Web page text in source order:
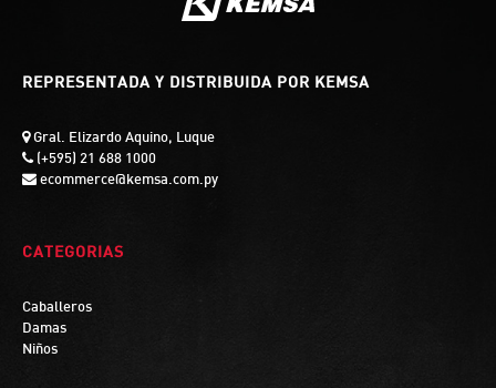
REPRESENTADA Y DISTRIBUIDA POR KEMSA
Gral. Elizardo Aquino, Luque
(+595) 21 688 1000
ecommerce@kemsa.com.py
CATEGORIAS
Caballeros
Damas
Niños